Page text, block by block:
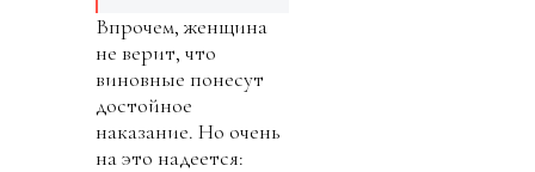
Впрочем, женщина
не верит, что
виновные понесут
достойное
наказание. Но очень
на это надеется: